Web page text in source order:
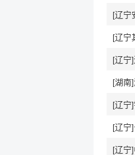
[辽宁
[辽宁
[辽宁
[湖南
[辽宁
[辽宁
[辽宁